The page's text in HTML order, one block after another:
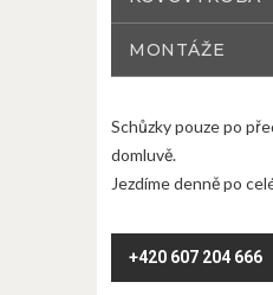
MONTÁŽE
Schůzky pouze po
domluvě.
Jezdíme denně po
+420 607 204 666